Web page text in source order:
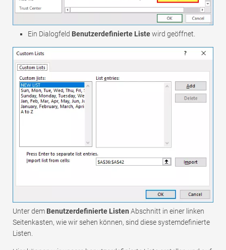
Ein Dialogfeld Benutzerdefinierte Listewird geöffnet.
Unter dem Benutzerdefinierte Listen Abschnitt in einer linken
Seitenkasten, wie wir sehen können, sind diese systemdefinierte
Listen.